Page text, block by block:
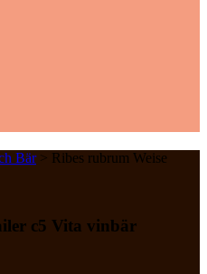
Bär> Ribes rubrum Weise
c5 Vita vinbär